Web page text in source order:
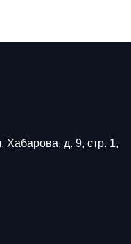
Хабарова, д. 9, стр. 1,